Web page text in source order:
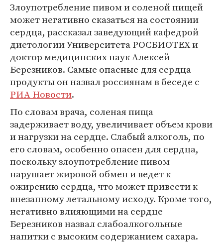
Злоупотребление пивом и соленой пищей
может негативно сказаться на состоянии
сердца, рассказал заведующий кафедрой
диетологии Университета РОСБИОТЕХ и
доктор медицинских наук Алексей
Березников. Самые опасные для сердца
продукты он назвал россиянам в беседе с
РИА Новости.
По словам врача, соленая пища
задерживает воду, увеличивает объем крови
и нагрузки на сердце. Слабый алкоголь, по
его словам, особенно опасен для сердца,
поскольку злоупотребление пивом
нарушает жировой обмен и ведет к
ожирению сердца, что может привести к
внезапному летальному исходу. Кроме того,
негативно влияющими на сердце
Березников назвал слабоалкогольные
напитки с высоким содержанием сахара.